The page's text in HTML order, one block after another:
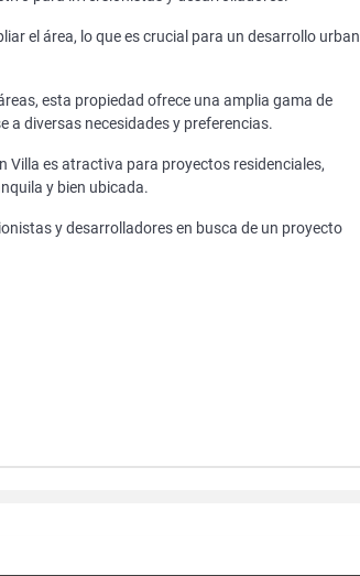
el área, lo que es crucial para un desarrollo
esta propiedad ofrece una amplia gama de
a diversas necesidades y preferencias.
Villa es atractiva para proyectos residenciales,
y bien ubicada.
y desarrolladores en busca de un proyecto